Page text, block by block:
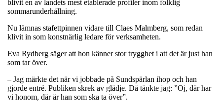
blivit en av landets mest etablerade profiler inom folklig
sommarunderhållning.
Nu lämnas stafettpinnen vidare till Claes Malmberg, som redan
klivit in som konstnärlig ledare för verksamheten.
Eva Rydberg säger att hon känner stor trygghet i att det är just han
som tar över.
– Jag märkte det när vi jobbade på Sundspärlan ihop och han
gjorde entré. Publiken skrek av glädje. Då tänkte jag: ”Oj, där har
vi honom, där är han som ska ta över”.